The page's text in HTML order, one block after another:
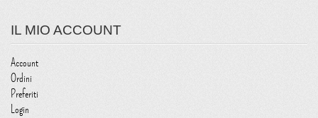
IL MIO ACCOUNT
Account
Ordini
Preferiti
Login